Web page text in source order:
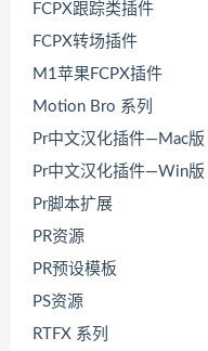
FCPX跟踪类插件
FCPX转场插件
M1苹果FCPX插件
Motion Bro 系列
Pr中文汉化插件—Mac版
Pr中文汉化插件—Win版
Pr脚本扩展
PR资源
PR预设模板
PS资源
RTFX 系列